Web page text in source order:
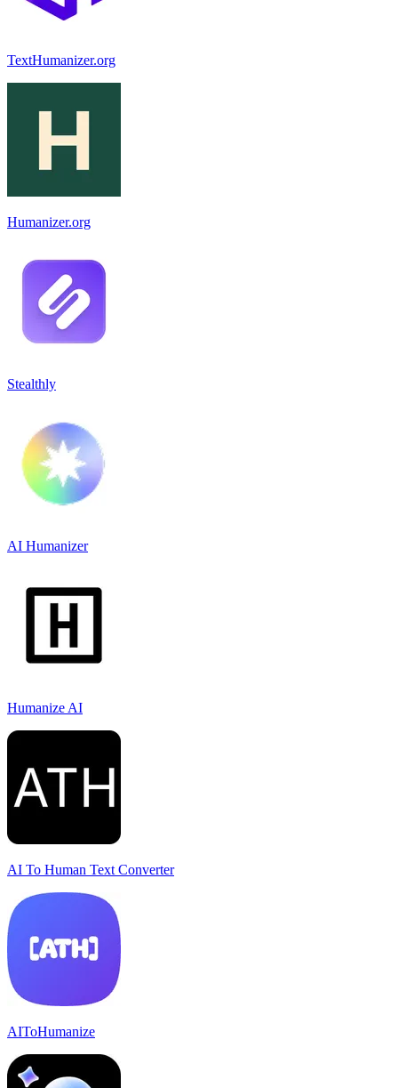
TextHumanizer.org
Humanizer.org
Stealthly
AI Humanizer
Humanize AI
AI To Human Text Converter
AIToHumanize